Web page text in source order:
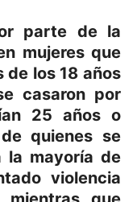
parte de la
mujeres que
de los 18 años
casaron por
25 años o
quienes se
la mayoría de
violencia